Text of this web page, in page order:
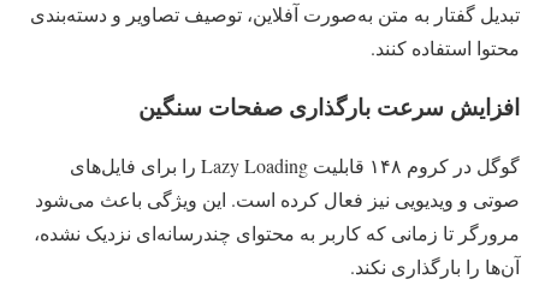
تبدیل گفتار به متن به‌صورت آفلاین، توصیف تصاویر و دسته‌بندی
محتوا استفاده کنند.
افزایش سرعت بارگذاری صفحات سنگین
گوگل در کروم ۱۴۸ قابلیت Lazy Loading را برای فایل‌های
صوتی و ویدیویی نیز فعال کرده است. این ویژگی باعث می‌شود
مرورگر تا زمانی که کاربر به محتوای چندرسانه‌ای نزدیک نشده،
آن‌ها را بارگذاری نکند.